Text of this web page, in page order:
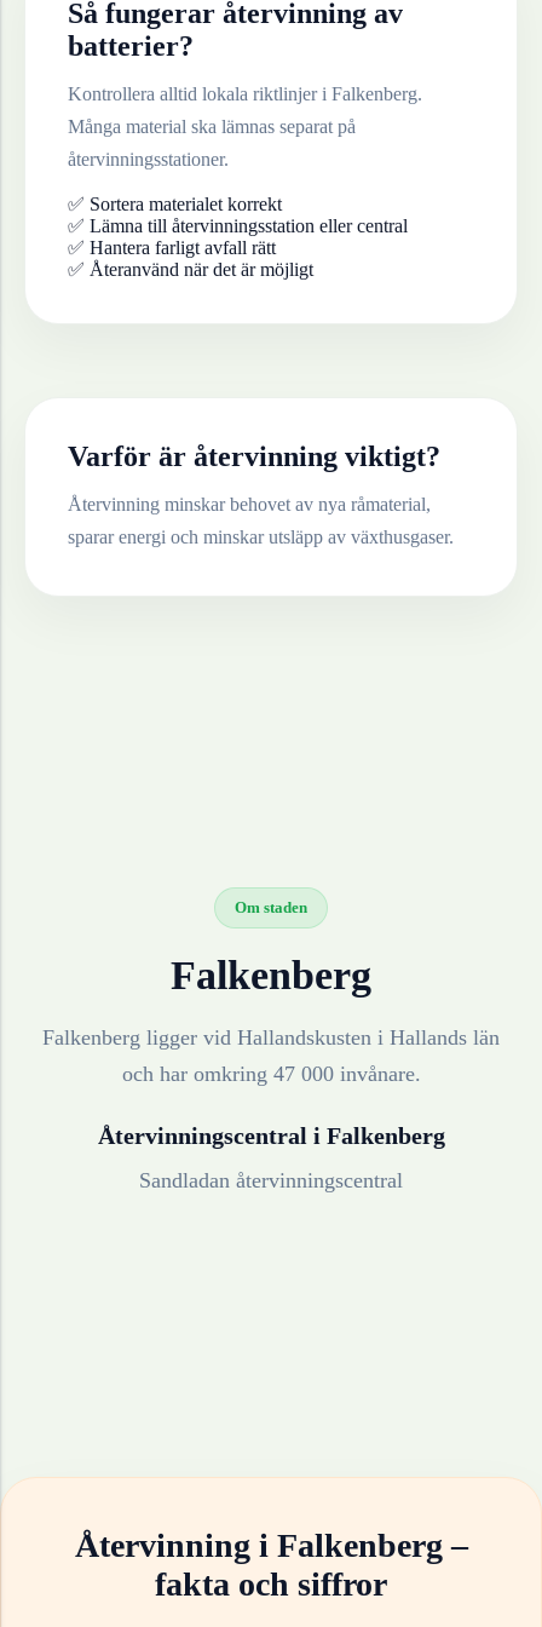
Så fungerar återvinning av
batterier?
Kontrollera alltid lokala riktlinjer i Falkenberg.
Många material ska lämnas separat på
återvinningsstationer.
✅ Sortera materialet korrekt
✅ Lämna till återvinningsstation eller central
✅ Hantera farligt avfall rätt
✅ Återanvänd när det är möjligt
Varför är återvinning viktigt?
Återvinning minskar behovet av nya råmaterial,
sparar energi och minskar utsläpp av växthusgaser.
Om staden
Falkenberg
Falkenberg ligger vid Hallandskusten i Hallands län
och har omkring 47 000 invånare.
Återvinningscentral i Falkenberg
Sandladan återvinningscentral
Återvinning i Falkenberg–
fakta och siffror